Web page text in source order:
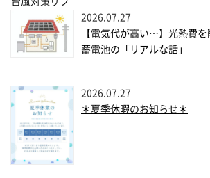
2026.07.27
【電気代が高い…】光熱費を
蓄電池の「リアルな話」
2026.07.27
＊夏季休暇のお知らせ＊